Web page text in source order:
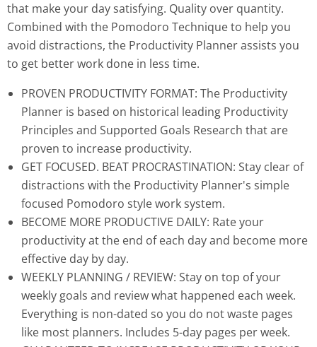
that make your day satisfying. Quality over quantity.
Combined with the Pomodoro Technique to help you
avoid distractions, the Productivity Planner assists you
to get better work done in less time.
PROVEN PRODUCTIVITY FORMAT: The Productivity
Planner is based on historical leading Productivity
Principles and Supported Goals Research that are
proven to increase productivity.
GET FOCUSED. BEAT PROCRASTINATION: Stay clear of
distractions with the Productivity Planner's simple
focused Pomodoro style work system.
BECOME MORE PRODUCTIVE DAILY: Rate your
productivity at the end of each day and become more
effective day by day.
WEEKLY PLANNING / REVIEW: Stay on top of your
weekly goals and review what happened each week.
Everything is non-dated so you do not waste pages
like most planners. Includes 5-day pages per week.